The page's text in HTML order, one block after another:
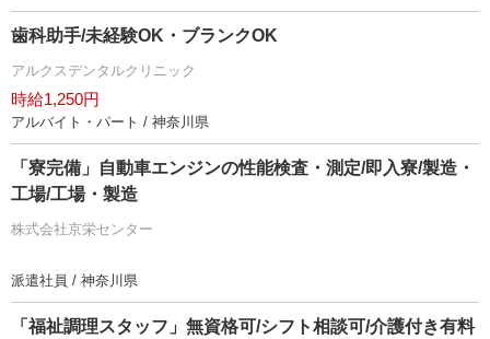
歯科助手/未経験OK・ブランクOK
アルクスデンタルクリニック
時給1,250円
アルバイト・パート / 神奈川県
「寮完備」自動車エンジンの性能検査・測定/即入寮/製造・
工場/工場・製造
株式会社京栄センター
派遣社員 / 神奈川県
「福祉調理スタッフ」無資格可/シフト相談可/介護付き有料